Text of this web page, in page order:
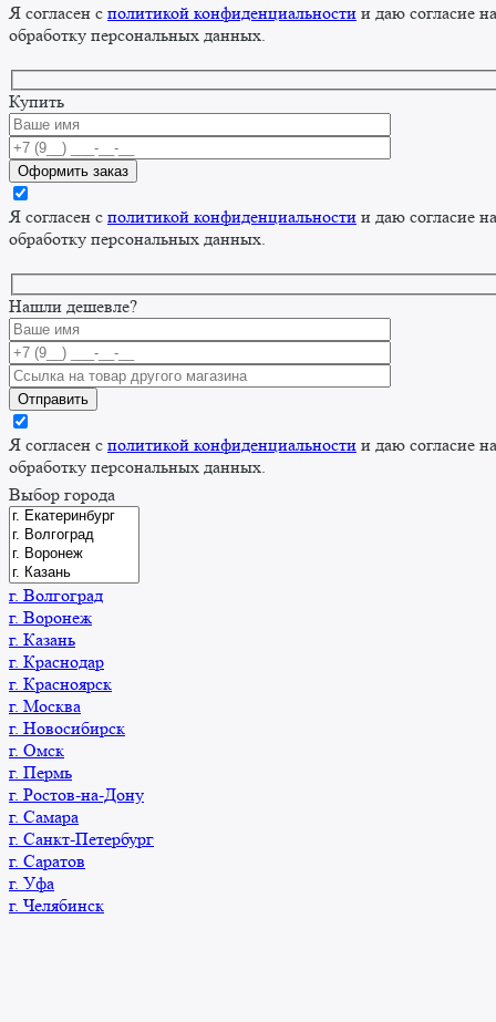
Я согласен с политикой конфиденциальности и даю согласие на
обработку персональных данных.
Купить
Я согласен с политикой конфиденциальности и даю согласие на
обработку персональных данных.
Нашли дешевле?
Я согласен с политикой конфиденциальности и даю согласие на
обработку персональных данных.
Выбор города
г. Волгоград
г. Воронеж
г. Казань
г. Краснодар
г. Красноярск
г. Москва
г. Новосибирск
г. Омск
г. Пермь
г. Ростов-на-Дону
г. Самара
г. Санкт-Петербург
г. Саратов
г. Уфа
г. Челябинск